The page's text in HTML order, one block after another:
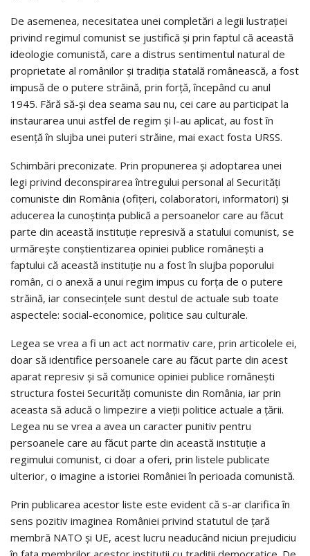
De asemenea, necesitatea unei completări a legii lustraţiei
privind regimul comunist se justifică şi prin faptul că această
ideologie comunistă, care a distrus sentimentul natural de
proprietate al românilor şi tradiţia statală românească, a fost
impusă de o putere străină, prin forţă, începând cu anul
1945. Fără să-şi dea seama sau nu, cei care au participat la
instaurarea unui astfel de regim şi l-au aplicat, au fost în
esenţă în slujba unei puteri străine, mai exact fosta URSS.
Schimbări preconizate. Prin propunerea şi adoptarea unei
legi privind deconspirarea întregului personal al Securităţi
comuniste din România (ofiţeri, colaboratori, informatori) şi
aducerea la cunoştinţa publică a persoanelor care au făcut
parte din această instituţie represivă a statului comunist, se
urmăreşte conştientizarea opiniei publice româneşti a
faptului că această instituţie nu a fost în slujba poporului
român, ci o anexă a unui regim impus cu forţa de o putere
străină, iar consecinţele sunt destul de actuale sub toate
aspectele: social-economice, politice sau culturale.
Legea se vrea a fi un act act normativ care, prin articolele ei,
doar să identifice persoanele care au făcut parte din acest
aparat represiv şi să comunice opiniei publice româneşti
structura fostei Securităţi comuniste din România, iar prin
aceasta să aducă o limpezire a vieţii politice actuale a ţării.
Legea nu se vrea a avea un caracter punitiv pentru
persoanele care au făcut parte din această instituţie a
regimului comunist, ci doar a oferi, prin listele publicate
ulterior, o imagine a istoriei României în perioada comunistă.
Prin publicarea acestor liste este evident că s-ar clarifica în
sens pozitiv imaginea României privind statutul de ţară
membră NATO şi UE, acest lucru neaducând niciun prejudiciu